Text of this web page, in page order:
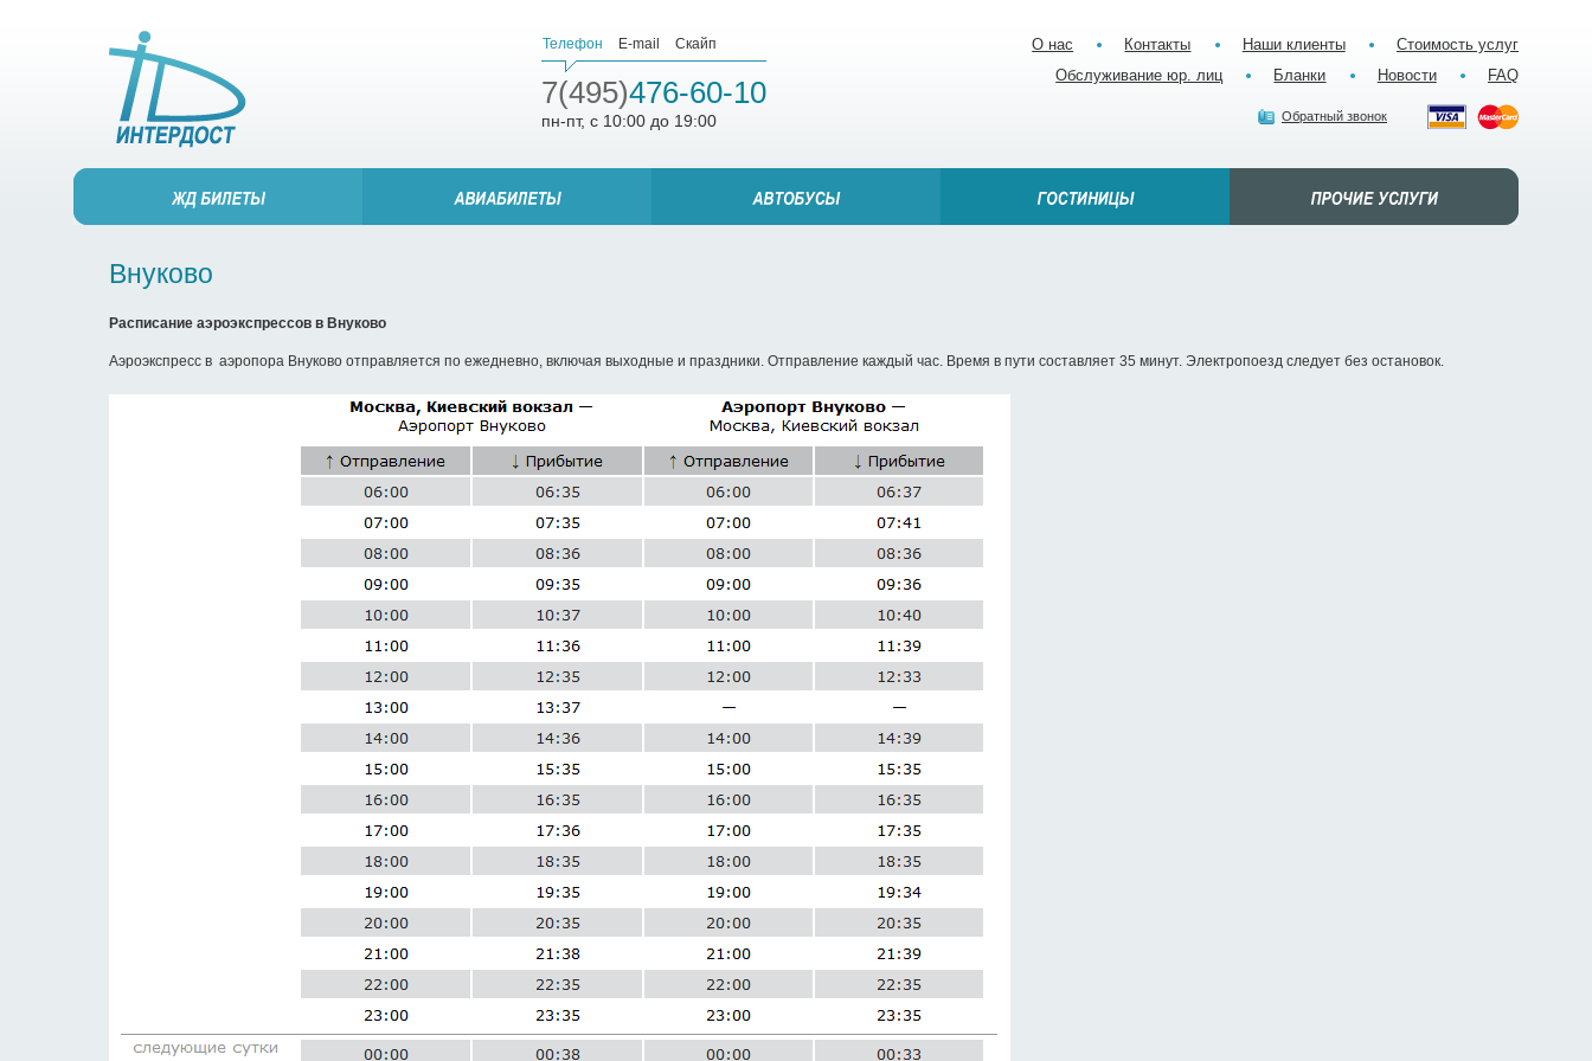
Телефон E-mail Скайп
7(495)476-60-10
пн-пт, с 10:00 до 19:00
О нас Контакты Наши клиенты
Стоимость услуг
Обслуживание юр. лиц
Бланки Новости FAQ
Обратный звонок
Внуково
Расписание аэроэкспрессов в Внуково
Аэроэкспресс в аэропора Внуково отправляется по ежедневно, включая выходные и праздники. Отправление каждый час. Время в пути составляет 35 минут. Электропоезд следует без остановок.